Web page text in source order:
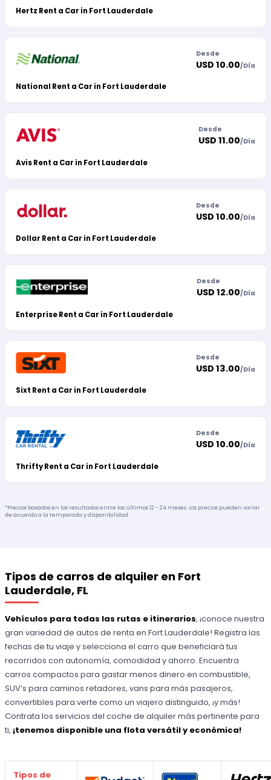
Hertz Rent a Car in Fort Lauderdale
National Rent a Car in Fort Lauderdale
Desde
USD 10.00/Día
Avis Rent a Car in Fort Lauderdale
Desde
USD 11.00/Día
Dollar Rent a Car in Fort Lauderdale
Desde
USD 10.00/Día
Enterprise Rent a Car in Fort Lauderdale
Desde
USD 12.00/Día
Sixt Rent a Car in Fort Lauderdale
Desde
USD 13.00/Día
Thrifty Rent a Car in Fort Lauderdale
Desde
USD 10.00/Día
*Precios basados en los resultados entre los últimos 12 - 24 meses. Los precios pueden variar
de acuerdo a la temporada y disponibilidad.
Tipos de carros de alquiler en Fort
Lauderdale, FL
Vehículos para todas las rutas e itinerarios, ¡conoce nuestra
gran variedad de autos de renta en Fort Lauderdale! Registra las
fechas de tu viaje y selecciona el carro que beneficiará tus
recorridos con autonomía, comodidad y ahorro. Encuentra
carros compactos para gastar menos dinero en combustible,
SUV’s para caminos retadores, vans para más pasajeros,
convertibles para verte como un viajero distinguido, ¡y más!
Contrata los servicios del coche de alquiler más pertinente para
ti, ¡tenemos disponible una flota versátil y económica!
Tipos de